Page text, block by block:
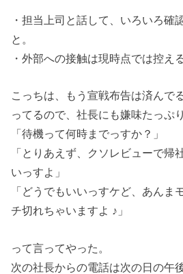
・担当上司と話して、いろいろ確
と。
・外部への接触は現時点では控え
こっちは、もう宣戦布告は済んで
ってるので、社長にも嫌味たっぷ
「待機って何時までっすか？」
「とりあえず、クソレビューで帰
いっすよ」
「どうでもいいっすケど、あんま
チ切れちゃいますよ ♪」
って言ってやった。
次の社長からの電話は次の日の午